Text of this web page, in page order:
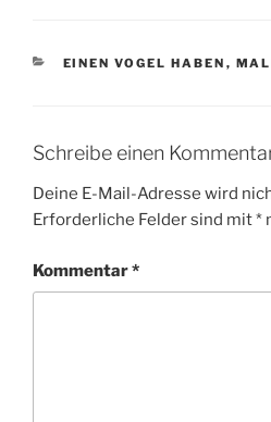
KATEGORIEN
EINEN VOGEL HABEN ,
Schreibe einen
Deine E-Mail-Adresse wird
Erforderliche Felder sind mit*
Kommentar*